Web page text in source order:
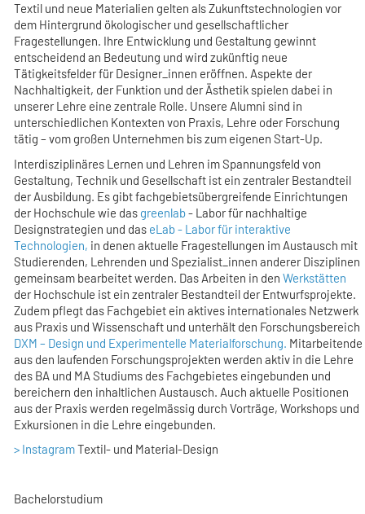
Textil und neue Materialien gelten als Zukunftstechnologien vor
dem Hintergrund ökologischer und gesellschaftlicher
Fragestellungen. Ihre Entwicklung und Gestaltung gewinnt
entscheidend an Bedeutung und wird zukünftig neue
Tätigkeitsfelder für Designer_innen eröffnen. Aspekte der
Nachhaltigkeit, der Funktion und der Ästhetik spielen dabei in
unserer Lehre eine zentrale Rolle. Unsere Alumni sind in
unterschiedlichen Kontexten von Praxis, Lehre oder Forschung
tätig – vom großen Unternehmen bis zum eigenen Start-Up.
Interdisziplinäres Lernen und Lehren im Spannungsfeld von
Gestaltung, Technik und Gesellschaft ist ein zentraler Bestandteil
der Ausbildung. Es gibt fachgebietsübergreifende Einrichtungen
der Hochschule wie das greenlab- Labor für nachhaltige
Designstrategien und das eLab - Labor für interaktive
Technologien, in denen aktuelle Fragestellungen im Austausch mit
Studierenden, Lehrenden und Spezialist_innen anderer Disziplinen
gemeinsam bearbeitet werden. Das Arbeiten in denWerkstätten
der Hochschule ist ein zentraler Bestandteil der Entwurfsprojekte.
Zudem pflegt das Fachgebiet ein aktives internationales Netzwerk
aus Praxis und Wissenschaft und unterhält den Forschungsbereich
DXM – Design und Experimentelle Materialforschung. Mitarbeitende
aus den laufenden Forschungsprojekten werden aktiv in die Lehre
des BA und MA Studiums des Fachgebietes eingebunden und
bereichern den inhaltlichen Austausch. Auch aktuelle Positionen
aus der Praxis werden regelmässig durch Vorträge, Workshops und
Exkursionen in die Lehre eingebunden.
> InstagramTextil- und Material-Design
Bachelorstudium